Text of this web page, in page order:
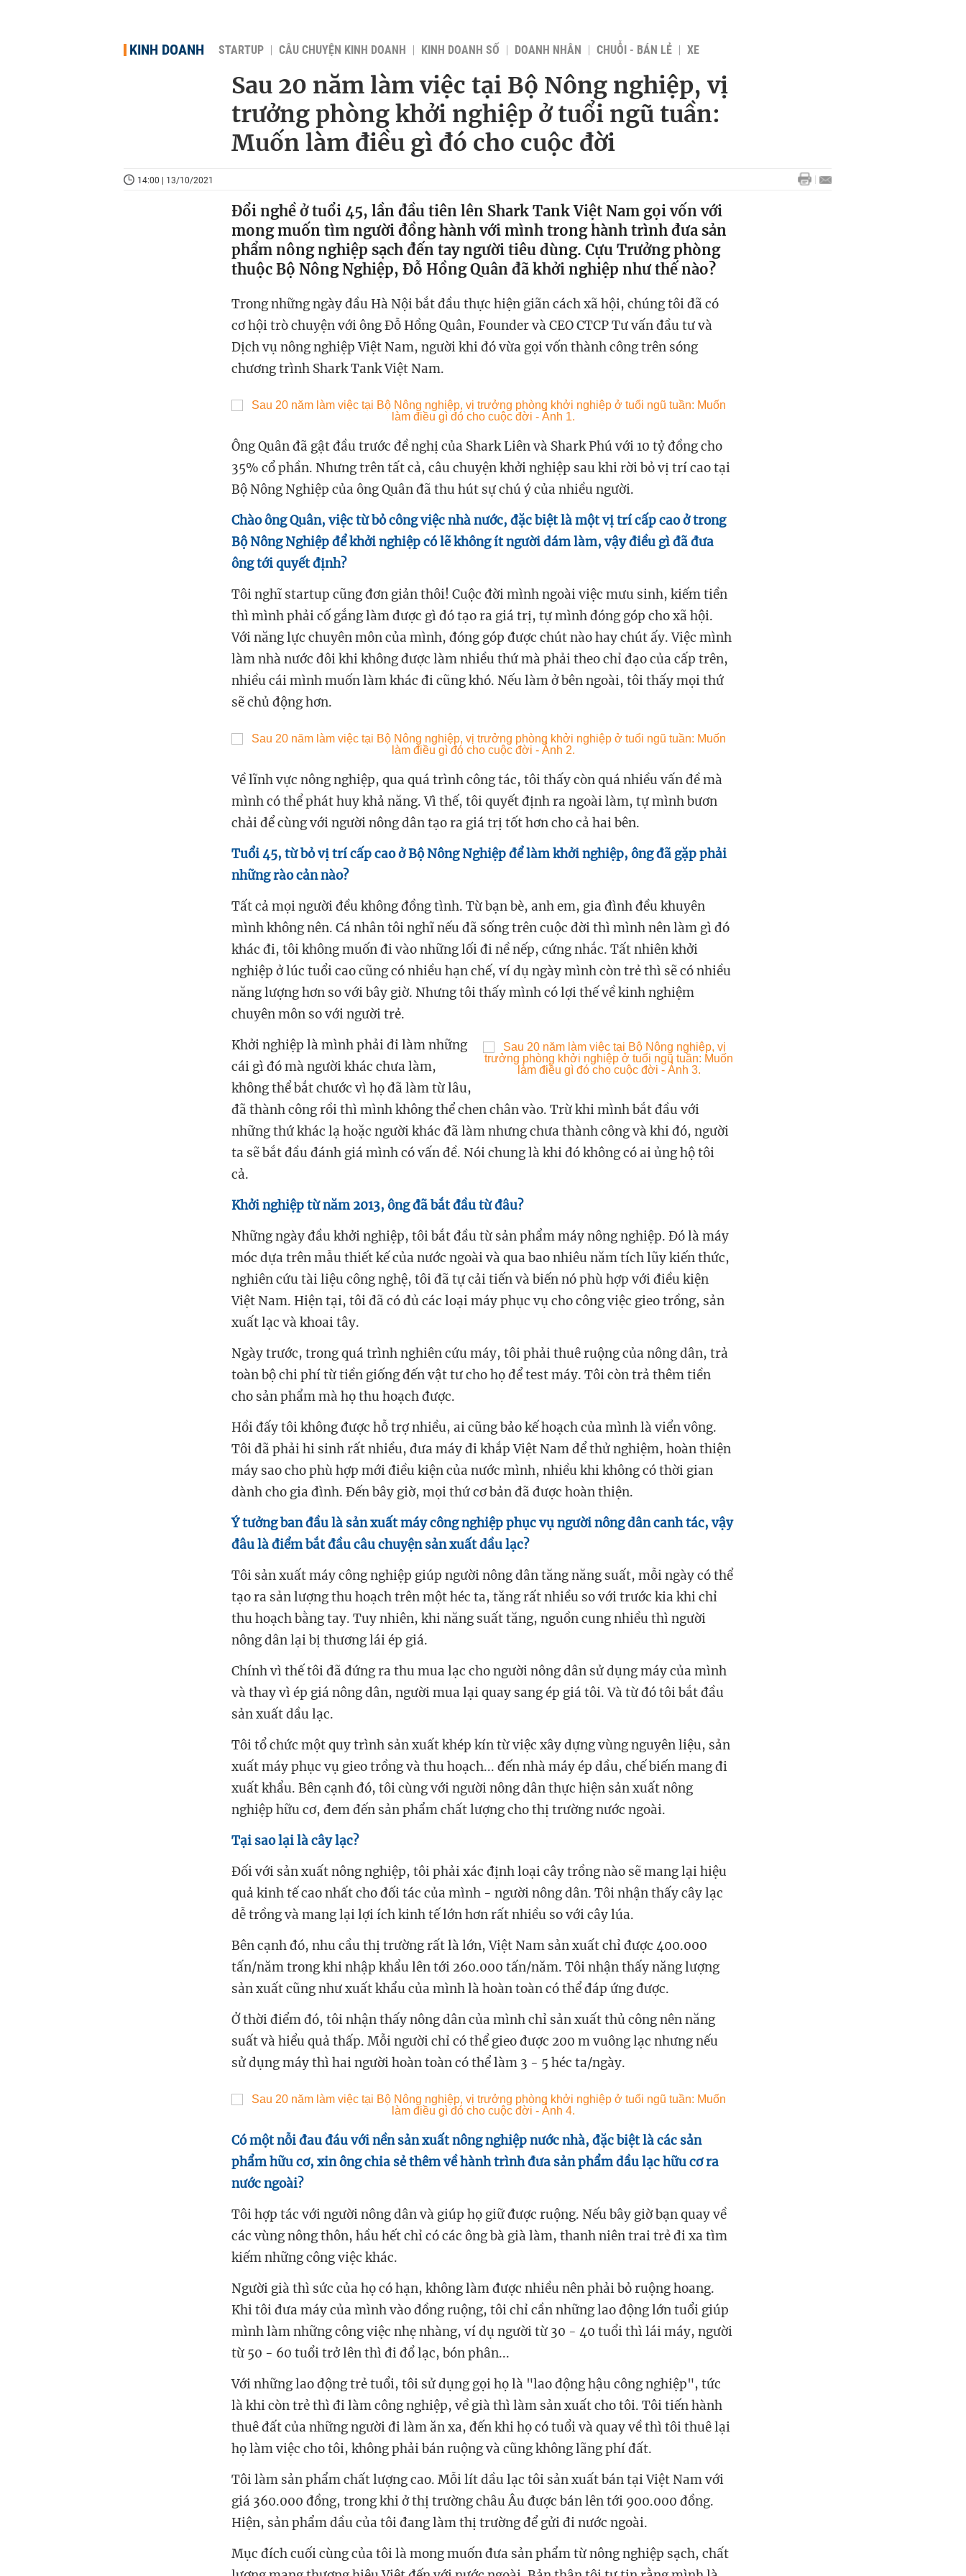
KINH DOANH STARTUP CÂU CHUYỆN KINH DOANH KINH DOANH SỐ DOANH NHÂN CHUỖI - BÁN LẺ XE
Sau 20 năm làm việc tại Bộ Nông nghiệp, vị
trưởng phòng khởi nghiệp ở tuổi ngũ tuần:
Muốn làm điều gì đó cho cuộc đời
14:00 | 13/10/2021
Đổi nghề ở tuổi 45, lần đầu tiên lên Shark Tank Việt Nam gọi vốn với
mong muốn tìm người đồng hành với mình trong hành trình đưa sản
phẩm nông nghiệp sạch đến tay người tiêu dùng. Cựu Trưởng phòng
thuộc Bộ Nông Nghiệp, Đỗ Hồng Quân đã khởi nghiệp như thế nào?
Trong những ngày đầu Hà Nội bắt đầu thực hiện giãn cách xã hội, chúng tôi đã có
cơ hội trò chuyện với ông Đỗ Hồng Quân, Founder và CEO CTCP Tư vấn đầu tư và
Dịch vụ nông nghiệp Việt Nam, người khi đó vừa gọi vốn thành công trên sóng
chương trình Shark Tank Việt Nam.
Ông Quân đã gật đầu trước đề nghị của Shark Liên và Shark Phú với 10 tỷ đồng cho
35% cổ phần. Nhưng trên tất cả, câu chuyện khởi nghiệp sau khi rời bỏ vị trí cao tại
Bộ Nông Nghiệp của ông Quân đã thu hút sự chú ý của nhiều người.
Chào ông Quân, việc từ bỏ công việc nhà nước, đặc biệt là một vị trí cấp cao ở trong
Bộ Nông Nghiệp để khởi nghiệp có lẽ không ít người dám làm, vậy điều gì đã đưa
ông tới quyết định?
Tôi nghĩ startup cũng đơn giản thôi! Cuộc đời mình ngoài việc mưu sinh, kiếm tiền
thì mình phải cố gắng làm được gì đó tạo ra giá trị, tự mình đóng góp cho xã hội.
Với năng lực chuyên môn của mình, đóng góp được chút nào hay chút ấy. Việc mình
làm nhà nước đôi khi không được làm nhiều thứ mà phải theo chỉ đạo của cấp trên,
nhiều cái mình muốn làm khác đi cũng khó. Nếu làm ở bên ngoài, tôi thấy mọi thứ
sẽ chủ động hơn.
Về lĩnh vực nông nghiệp, qua quá trình công tác, tôi thấy còn quá nhiều vấn đề mà
mình có thể phát huy khả năng. Vì thế, tôi quyết định ra ngoài làm, tự mình bươn
chải để cùng với người nông dân tạo ra giá trị tốt hơn cho cả hai bên.
Tuổi 45, từ bỏ vị trí cấp cao ở Bộ Nông Nghiệp để làm khởi nghiệp, ông đã gặp phải
những rào cản nào?
Tất cả mọi người đều không đồng tình. Từ bạn bè, anh em, gia đình đều khuyên
mình không nên. Cá nhân tôi nghĩ nếu đã sống trên cuộc đời thì mình nên làm gì đó
khác đi, tôi không muốn đi vào những lối đi nề nếp, cứng nhắc. Tất nhiên khởi
nghiệp ở lúc tuổi cao cũng có nhiều hạn chế, ví dụ ngày mình còn trẻ thì sẽ có nhiều
năng lượng hơn so với bây giờ. Nhưng tôi thấy mình có lợi thế về kinh nghiệm
chuyên môn so với người trẻ.
Khởi nghiệp là mình phải đi làm những
cái gì đó mà người khác chưa làm,
không thể bắt chước vì họ đã làm từ lâu,
đã thành công rồi thì mình không thể chen chân vào. Trừ khi mình bắt đầu với
những thứ khác lạ hoặc người khác đã làm nhưng chưa thành công và khi đó, người
ta sẽ bắt đầu đánh giá mình có vấn đề. Nói chung là khi đó không có ai ủng hộ tôi
cả.
Khởi nghiệp từ năm 2013, ông đã bắt đầu từ đâu?
Những ngày đầu khởi nghiệp, tôi bắt đầu từ sản phẩm máy nông nghiệp. Đó là máy
móc dựa trên mẫu thiết kế của nước ngoài và qua bao nhiêu năm tích lũy kiến thức,
nghiên cứu tài liệu công nghệ, tôi đã tự cải tiến và biến nó phù hợp với điều kiện
Việt Nam. Hiện tại, tôi đã có đủ các loại máy phục vụ cho công việc gieo trồng, sản
xuất lạc và khoai tây.
Ngày trước, trong quá trình nghiên cứu máy, tôi phải thuê ruộng của nông dân, trả
toàn bộ chi phí từ tiền giống đến vật tư cho họ để test máy. Tôi còn trả thêm tiền
cho sản phẩm mà họ thu hoạch được.
Hồi đấy tôi không được hỗ trợ nhiều, ai cũng bảo kế hoạch của mình là viển vông.
Tôi đã phải hi sinh rất nhiều, đưa máy đi khắp Việt Nam để thử nghiệm, hoàn thiện
máy sao cho phù hợp mới điều kiện của nước mình, nhiều khi không có thời gian
dành cho gia đình. Đến bây giờ, mọi thứ cơ bản đã được hoàn thiện.
Ý tưởng ban đầu là sản xuất máy công nghiệp phục vụ người nông dân canh tác, vậy
đâu là điểm bắt đầu câu chuyện sản xuất dầu lạc?
Tôi sản xuất máy công nghiệp giúp người nông dân tăng năng suất, mỗi ngày có thể
tạo ra sản lượng thu hoạch trên một héc ta, tăng rất nhiều so với trước kia khi chỉ
thu hoạch bằng tay. Tuy nhiên, khi năng suất tăng, nguồn cung nhiều thì người
nông dân lại bị thương lái ép giá.
Chính vì thế tôi đã đứng ra thu mua lạc cho người nông dân sử dụng máy của mình
và thay vì ép giá nông dân, người mua lại quay sang ép giá tôi. Và từ đó tôi bắt đầu
sản xuất dầu lạc.
Tôi tổ chức một quy trình sản xuất khép kín từ việc xây dựng vùng nguyên liệu, sản
xuất máy phục vụ gieo trồng và thu hoạch... đến nhà máy ép dầu, chế biến mang đi
xuất khẩu. Bên cạnh đó, tôi cùng với người nông dân thực hiện sản xuất nông
nghiệp hữu cơ, đem đến sản phẩm chất lượng cho thị trường nước ngoài.
Tại sao lại là cây lạc?
Đối với sản xuất nông nghiệp, tôi phải xác định loại cây trồng nào sẽ mang lại hiệu
quả kinh tế cao nhất cho đối tác của mình - người nông dân. Tôi nhận thấy cây lạc
dễ trồng và mang lại lợi ích kinh tế lớn hơn rất nhiều so với cây lúa.
Bên cạnh đó, nhu cầu thị trường rất là lớn, Việt Nam sản xuất chỉ được 400.000
tấn/năm trong khi nhập khẩu lên tới 260.000 tấn/năm. Tôi nhận thấy năng lượng
sản xuất cũng như xuất khẩu của mình là hoàn toàn có thể đáp ứng được.
Ở thời điểm đó, tôi nhận thấy nông dân của mình chỉ sản xuất thủ công nên năng
suất và hiểu quả thấp. Mỗi người chỉ có thể gieo được 200 m vuông lạc nhưng nếu
sử dụng máy thì hai người hoàn toàn có thể làm 3 - 5 héc ta/ngày.
Có một nỗi đau đáu với nền sản xuất nông nghiệp nước nhà, đặc biệt là các sản
phẩm hữu cơ, xin ông chia sẻ thêm về hành trình đưa sản phẩm dầu lạc hữu cơ ra
nước ngoài?
Tôi hợp tác với người nông dân và giúp họ giữ được ruộng. Nếu bây giờ bạn quay về
các vùng nông thôn, hầu hết chỉ có các ông bà già làm, thanh niên trai trẻ đi xa tìm
kiếm những công việc khác.
Người già thì sức của họ có hạn, không làm được nhiều nên phải bỏ ruộng hoang.
Khi tôi đưa máy của mình vào đồng ruộng, tôi chỉ cần những lao động lớn tuổi giúp
mình làm những công việc nhẹ nhàng, ví dụ người từ 30 - 40 tuổi thì lái máy, người
từ 50 - 60 tuổi trở lên thì đi đổ lạc, bón phân...
Với những lao động trẻ tuổi, tôi sử dụng gọi họ là "lao động hậu công nghiệp", tức
là khi còn trẻ thì đi làm công nghiệp, về già thì làm sản xuất cho tôi. Tôi tiến hành
thuê đất của những người đi làm ăn xa, đến khi họ có tuổi và quay về thì tôi thuê lại
họ làm việc cho tôi, không phải bán ruộng và cũng không lãng phí đất.
Tôi làm sản phẩm chất lượng cao. Mỗi lít dầu lạc tôi sản xuất bán tại Việt Nam với
giá 360.000 đồng, trong khi ở thị trường châu Âu được bán lên tới 900.000 đồng.
Hiện, sản phẩm dầu của tôi đang làm thị trường để gửi đi nước ngoài.
Mục đích cuối cùng của tôi là mong muốn đưa sản phẩm từ nông nghiệp sạch, chất